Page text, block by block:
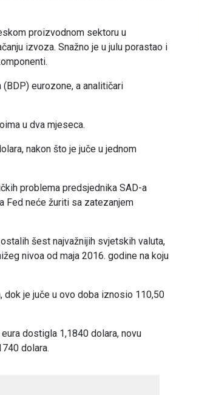
proizvodnom sektoru u
izvoza. Snažno je u julu porastao i
eurozone, a analitičari
u dva mjeseca.
nakon što je juče u jednom
problema predsjednika SAD-a
Fed neće žuriti sa zatezanjem
šest najvažnijih svjetskih valuta,
nivoa od maja 2016. godine na koju
dok je juče u ovo doba iznosio 110,50
dostigla 1,1840 dolara, novu
dolara.